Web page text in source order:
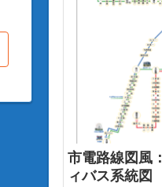
市電路線図風
ィバス系統図